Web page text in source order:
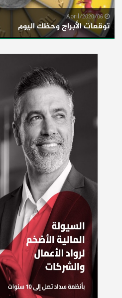
توقعات الأبراج وحظك اليوم